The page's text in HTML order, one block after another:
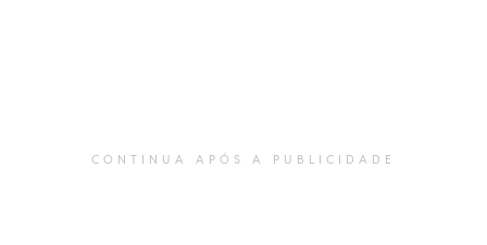
CONTINUA APÓS A PUBLICIDADE